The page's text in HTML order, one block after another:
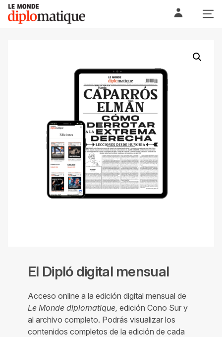
Skip
content
Le monde diplomatique
El Dipló digital mensual
Acceso online a la edición digital mensual de
Le Monde diplomatique, edición Cono Sur y
al archivo completo. Podrás visualizar los
contenidos completos de la edición de cada